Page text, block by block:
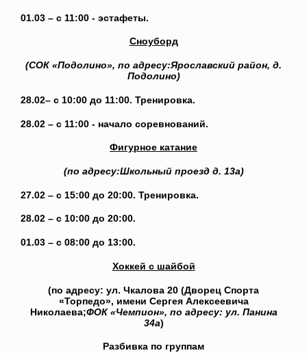
01.03 – с 11:00 - эстафеты.
Сноуборд
(СОК «Подолино», по адресу:Ярославский район, д.
Подолино)
28.02– с 10:00 до 11:00. Тренировка.
28.02 – с 11:00 - начало соревнований.
Фигурное катание
(по адресу:Школьный проезд д. 13а)
27.02 – с 15:00 до 20:00. Тренировка.
28.02 – с 10:00 до 20:00.
01.03 – с 08:00 до 13:00.
Хоккей с шайбой
(по адресу: ул. Чкалова 20 (Дворец Спорта
«Торпедо», имени Сергея Алексеевича
Николаева;ФОК «Чемпион», по адресу: ул. Панина
34а)
Разбивка по группам